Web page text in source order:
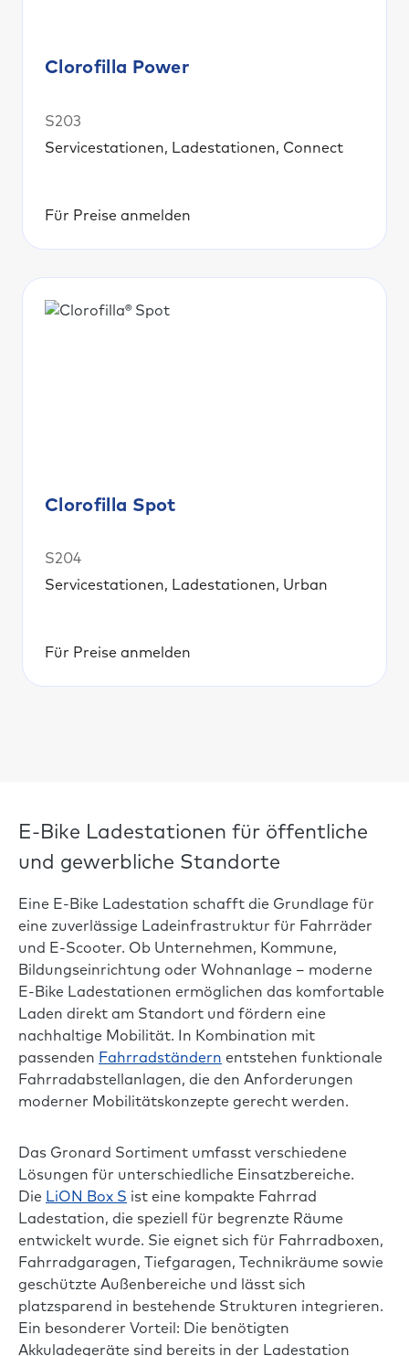
Clorofilla Power
S203
Servicestationen, Ladestationen, Connect
Für Preise anmelden
Clorofilla Spot
S204
Servicestationen, Ladestationen, Urban
Für Preise anmelden
E-Bike Ladestationen für öffentliche
und gewerbliche Standorte
Eine E-Bike Ladestation schafft die Grundlage für
eine zuverlässige Ladeinfrastruktur für Fahrräder
und E-Scooter. Ob Unternehmen, Kommune,
Bildungseinrichtung oder Wohnanlage – moderne
E-Bike Ladestationen ermöglichen das komfortable
Laden direkt am Standort und fördern eine
nachhaltige Mobilität. In Kombination mit
passenden Fahrradständern entstehen funktionale
Fahrradabstellanlagen, die den Anforderungen
moderner Mobilitätskonzepte gerecht werden.
Das Gronard Sortiment umfasst verschiedene
Lösungen für unterschiedliche Einsatzbereiche.
Die LiON Box S ist eine kompakte Fahrrad
Ladestation, die speziell für begrenzte Räume
entwickelt wurde. Sie eignet sich für Fahrradboxen,
Fahrradgaragen, Tiefgaragen, Technikräume sowie
geschützte Außenbereiche und lässt sich
platzsparend in bestehende Strukturen integrieren.
Ein besonderer Vorteil: Die benötigten
Akkuladegeräte sind bereits in der Ladestation